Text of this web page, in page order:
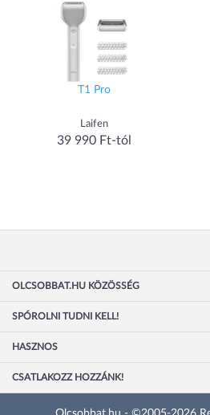
T1 Pro
Laifen
39 990 Ft-tól
OLCSOBBAT.HU KÖZÖSSÉG
SPÓROLNI TUDNI KELL!
HASZNOS
CSATLAKOZZ HOZZÁNK!